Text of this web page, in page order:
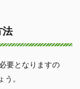
法
要となりますの
。